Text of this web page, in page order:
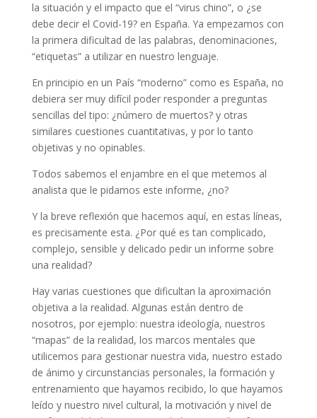
la situación y el impacto que el “virus chino”, o ¿se
debe decir el Covid-19? en España. Ya empezamos con
la primera dificultad de las palabras, denominaciones,
“etiquetas” a utilizar en nuestro lenguaje.
En principio en un País “moderno” como es España, no
debiera ser muy difícil poder responder a preguntas
sencillas del tipo: ¿número de muertos? y otras
similares cuestiones cuantitativas, y por lo tanto
objetivas y no opinables.
Todos sabemos el enjambre en el que metemos al
analista que le pidamos este informe, ¿no?
Y la breve reflexión que hacemos aquí, en estas líneas,
es precisamente esta. ¿Por qué es tan complicado,
complejo, sensible y delicado pedir un informe sobre
una realidad?
Hay varias cuestiones que dificultan la aproximación
objetiva a la realidad. Algunas están dentro de
nosotros, por ejemplo: nuestra ideología, nuestros
“mapas” de la realidad, los marcos mentales que
utilicemos para gestionar nuestra vida, nuestro estado
de ánimo y circunstancias personales, la formación y
entrenamiento que hayamos recibido, lo que hayamos
leído y nuestro nivel cultural, la motivación y nivel de